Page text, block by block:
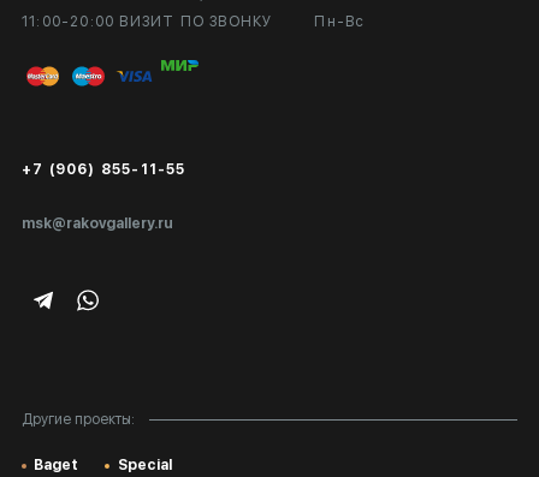
11:00-20:00 ВИЗИТ ПО ЗВОНКУ
Пн-Вс
msk@rakovgallery.ru
+7 (906) 855-11-55
Другие проекты:
Baget Special
Публичная оферта
Экспертиза/Вывоз за границу
Подарочные сертификаты